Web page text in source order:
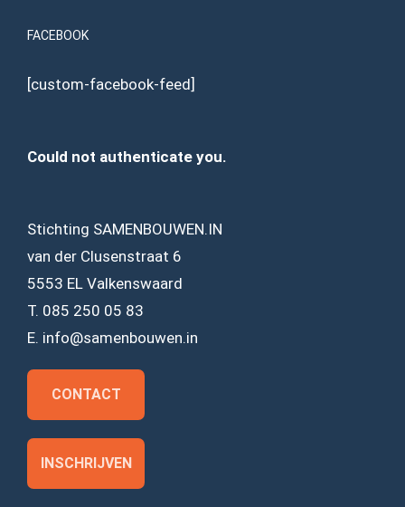
FACEBOOK
[custom-facebook-feed]
Could not authenticate you.
Stichting SAMENBOUWEN.IN
van der Clusenstraat 6
5553 EL Valkenswaard
T. 085 250 05 83
E. info@samenbouwen.in
CONTACT
INSCHRIJVEN